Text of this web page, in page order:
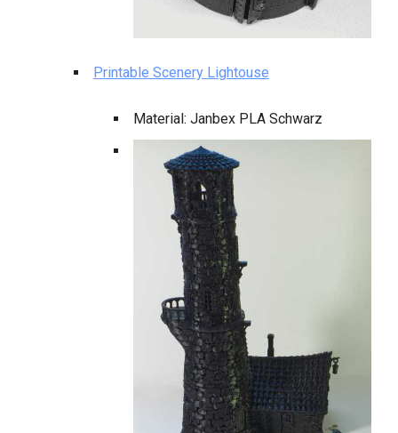
Printable Scenery Lightouse
Material: Janbex PLA Schwarz